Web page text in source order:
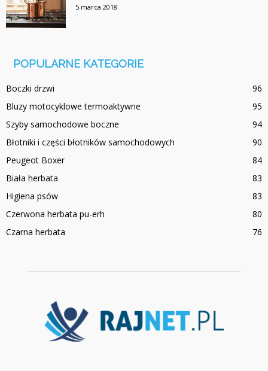
5 marca 2018
POPULARNE KATEGORIE
Boczki drzwi
96
Bluzy motocyklowe termoaktywne
95
Szyby samochodowe boczne
94
Błotniki i części błotników samochodowych
90
Peugeot Boxer
84
Biała herbata
83
Higiena psów
83
Czerwona herbata pu-erh
80
Czarna herbata
76